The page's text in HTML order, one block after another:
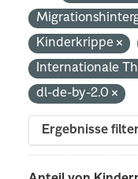
Kinderkrippe
Internationale
dl-de-by-2.0
Ergebnisse